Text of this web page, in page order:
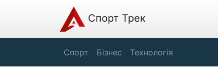
Спорт Трек
Спорт Бізнес Технологія